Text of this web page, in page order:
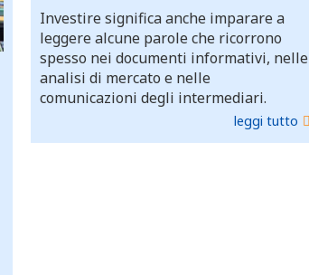
Investire significa anche imparare a
leggere alcune parole che ricorrono
spesso nei documenti informativi, nelle
analisi di mercato e nelle
comunicazioni degli intermediari.
leggi tutto